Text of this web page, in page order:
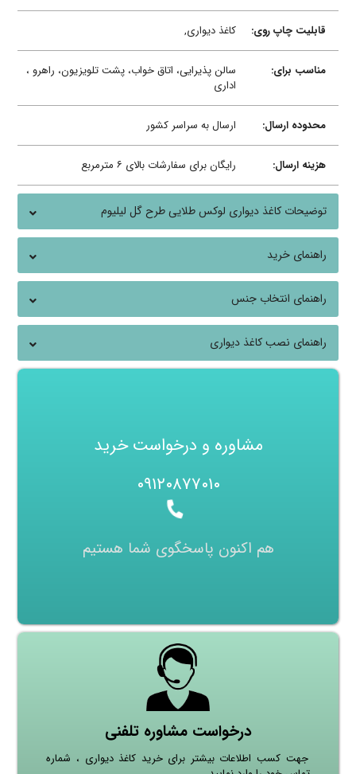
قابلیت چاپ روی: کاغذ دیواری,
مناسب برای:
سالن پذیرایی، اتاق خواب، پشت تلویزیون، راهرو ،
اداری
محدوده ارسال: ارسال به سراسر کشور
هزینه ارسال: رایگان برای سفارشات بالای ۶ مترمربع
توضیحات کاغذ دیواری لوکس طلایی طرح گل لیلیوم
راهنمای خرید
راهنمای انتخاب جنس
راهنمای نصب کاغذ دیواری
مشاوره و درخواست خرید
۰۹۱۲۰۸۷۷۰۱۰
هم اکنون پاسخگوی شما هستیم
درخواست مشاوره تلفنی
جهت کسب اطلاعات بیشتر برای خرید کاغذ دیواری ، شماره